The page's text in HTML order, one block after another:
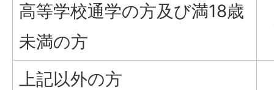
高等学校通学の方及び満18歳
未満の方
上記以外の方